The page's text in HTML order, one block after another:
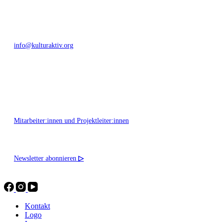
info@kulturaktiv.org
Mitarbeiter:innen und Projektleiter:innen
Newsletter abonnieren ▷
Kontakt
Logo